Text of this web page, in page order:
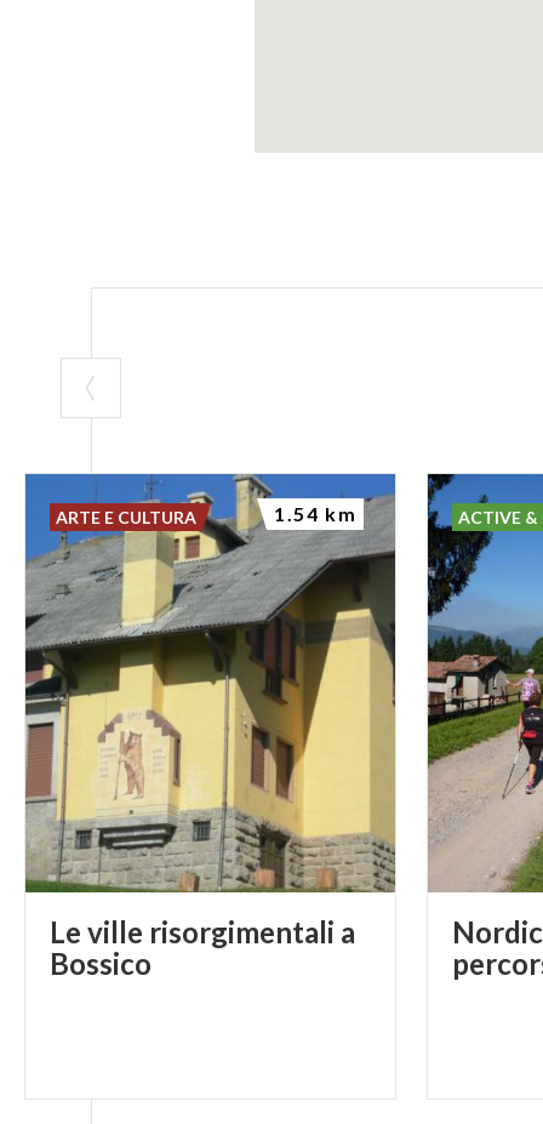
Le ville risorgimentali a
Bossico
ARTE E CULTURA 1.54 km ACTIVE &